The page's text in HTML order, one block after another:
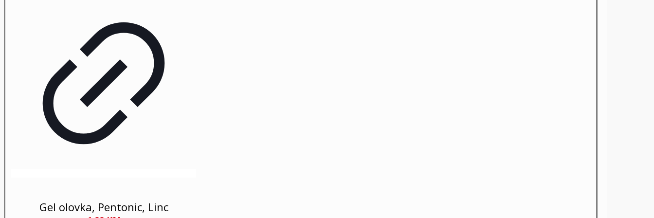
Gel olovka, Pentonic, Linc